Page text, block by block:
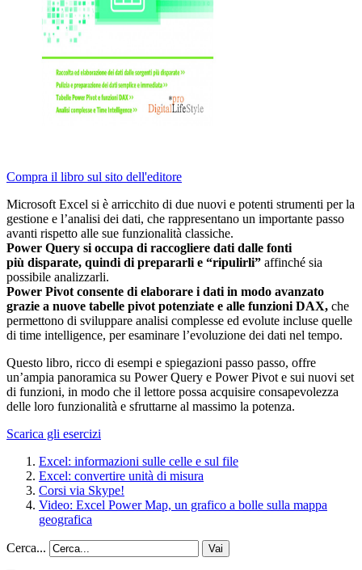
Compra il libro sul sito dell'editore
Microsoft Excel si è arricchito di due nuovi e potenti strumenti per la
gestione e l’analisi dei dati, che rappresentano un importante passo
avanti rispetto alle sue funzionalità classiche.
Power Query si occupa di raccogliere dati dalle fonti
più disparate, quindi di prepararli e “ripulirli” affinché sia
possibile analizzarli.
Power Pivot consente di elaborare i dati in modo avanzato
grazie a nuove tabelle pivot potenziate e alle funzioni DAX, che
permettono di sviluppare analisi complesse ed evolute incluse quelle
di time intelligence, per esaminare l’evoluzione dei dati nel tempo.
Questo libro, ricco di esempi e spiegazioni passo passo, offre
un’ampia panoramica su Power Query e Power Pivot e sui nuovi set
di funzioni, in modo che il lettore possa acquisire consapevolezza
delle loro funzionalità e sfruttarne al massimo la potenza.
Scarica gli esercizi
Excel: informazioni sulle celle e sul file
Excel: convertire unità di misura
Corsi via Skype!
Video: Excel Power Map, un grafico a bolle sulla mappa
geografica
Cerca... Vai